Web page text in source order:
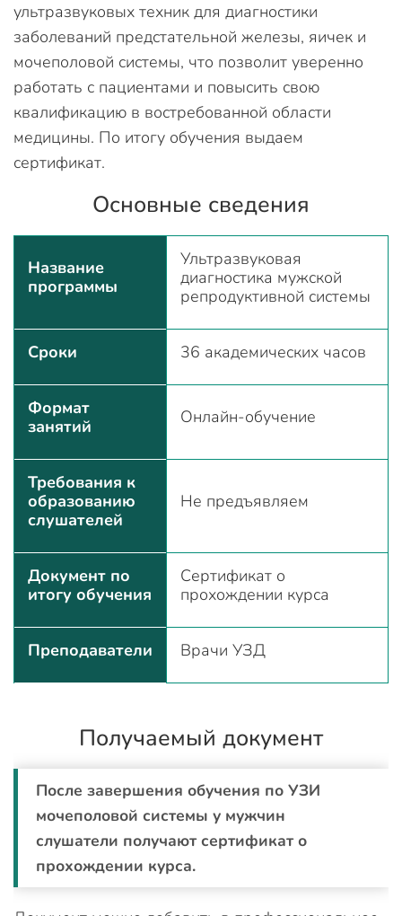
ультразвуковых техник для диагностики
заболеваний предстательной железы, яичек и
мочеполовой системы, что позволит уверенно
работать с пациентами и повысить свою
квалификацию в востребованной области
медицины. По итогу обучения выдаем
сертификат.
Основные сведения
Название
программы
Ультразвуковая
диагностика мужской
репродуктивной системы
Сроки 36 академических часов
Формат
занятий
Онлайн-обучение
Требования к
образованию
слушателей
Не предъявляем
Документ по
итогу обучения
Сертификат о
прохождении курса
Преподаватели Врачи УЗД
Получаемый документ
После завершения обучения по УЗИ
мочеполовой системы у мужчин
слушатели получают сертификат о
прохождении курса.